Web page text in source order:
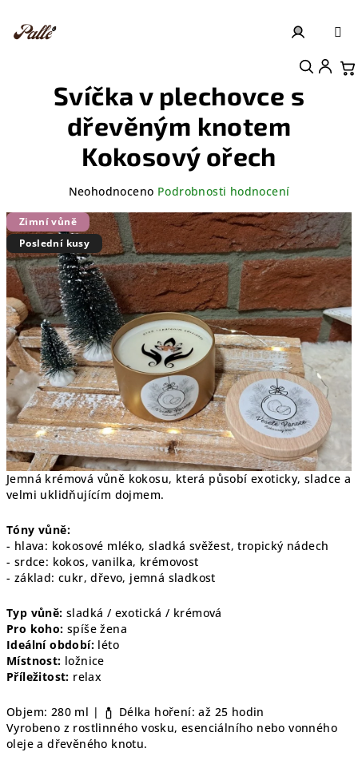
obsah
Přihlášení
Jemná krémová vůně kokosu, která působí exoticky, sladce a
velmi uklidňujícím dojmem.
Tóny vůně:
- hlava: kokosové mléko, sladká svěžest, tropický nádech
- srdce: kokos, vanilka, krémovost
- základ: cukr, dřevo, jemná sladkost
Typ vůně: sladká / exotická / krémová
Pro koho: spíše žena
Ideální období: léto
Místnost: ložnice
Příležitost: relax
Objem: 280 ml |
Délka hoření: až 25 hodin
Vyrobeno z rostlinného vosku, esenciálního nebo vonného
oleje a dřevěného knotu.
Svíčka v plechovce s
dřevěným knotem
Kokosový ořech
produktu
je
0,0
z
5
hvězdiček.
Neohodnoceno Podrobnosti hodnocení
Zimní vůně
Poslední kusy